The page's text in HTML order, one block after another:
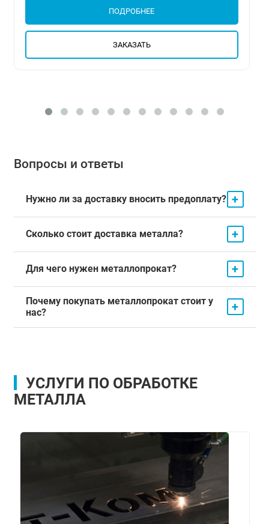
ПОДРОБНЕЕ
ЗАКАЗАТЬ
Вопросы и ответы
Нужно ли за доставку вносить предоплату? +
Сколько стоит доставка металла? +
Для чего нужен металлопрокат? +
Почему покупать металлопрокат стоит у
нас?
+
УСЛУГИ ПО ОБРАБОТКЕ
МЕТАЛЛА